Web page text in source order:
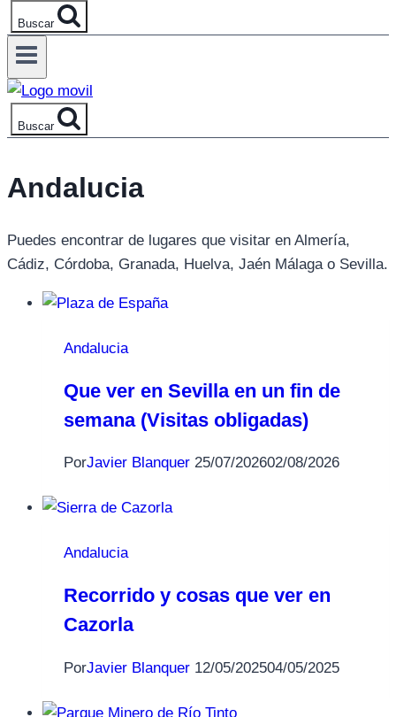
Buscar
Buscar
Andalucia
Puedes encontrar de lugares que visitar en Almería,
Cádiz, Córdoba, Granada, Huelva, Jaén Málaga o Sevilla.
Andalucia
Que ver en Sevilla en un fin de
semana (Visitas obligadas)
PorJavier Blanquer 25/07/202602/08/2026
Andalucia
Recorrido y cosas que ver en
Cazorla
PorJavier Blanquer 12/05/202504/05/2025